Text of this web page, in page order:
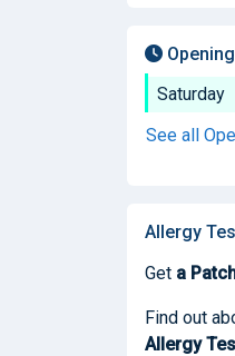
Saturday
See all
Allergy
Get a
Find out
Allergy